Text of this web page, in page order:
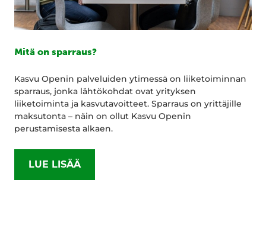
Mitä on sparraus?
Kasvu Openin palveluiden ytimessä on liiketoiminnan
sparraus, jonka lähtökohdat ovat yrityksen
liiketoiminta ja kasvutavoitteet. Sparraus on yrittäjille
maksutonta – näin on ollut Kasvu Openin
perustamisesta alkaen.
LUE LISÄÄ